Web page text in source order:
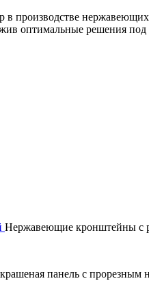
производстве
оптимальные решения под
Нержавеющие кронштейны с
панель с прорезным